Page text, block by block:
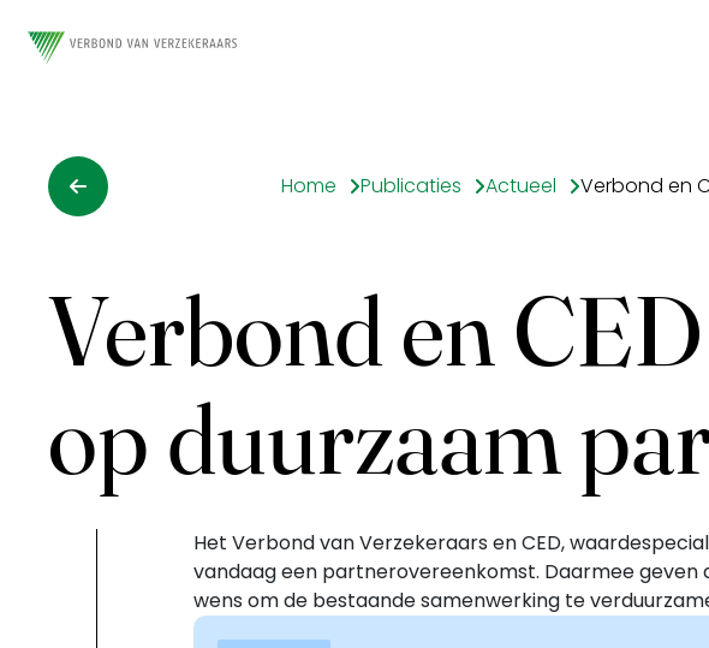
Home Publicaties Actueel
Verbond en
op duurzaam
Het Verbond van Verzekeraars en CED,
vandaag een partnerovereenkomst. Daarmee geven
wens om de bestaande samenwerking te